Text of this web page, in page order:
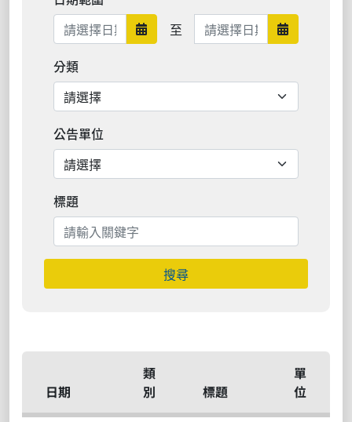
日期範圍開始
至 日期範圍結束 日期範圍
分類
公告單位
標題
搜尋
日期
類
別
標題
單
位